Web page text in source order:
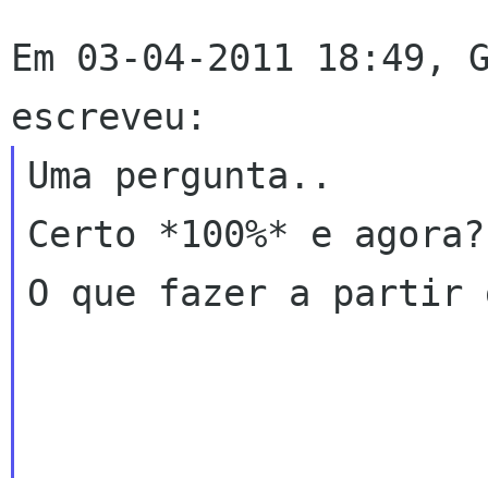
Em 03-04-2011
Uma pergunta..
Certo *100%* e
O que fazer a partir